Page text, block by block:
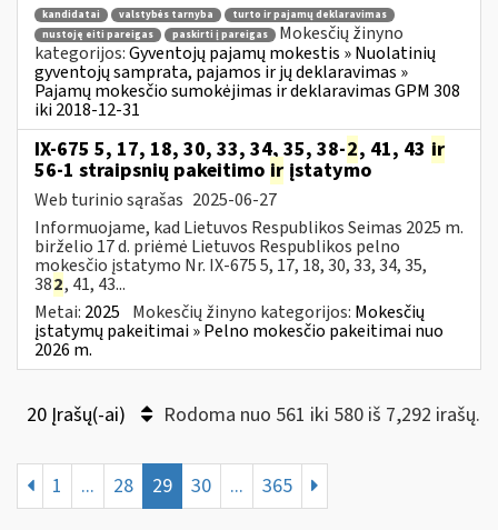
kandidatai valstybės tarnyba
turto ir pajamų deklaravimas
nustoję eiti pareigas
paskirti į pareigas
Mokesčių žinyno
kategorijos:Gyventojų pajamų mokestis » Nuolatinių
gyventojų samprata, pajamos ir jų deklaravimas »
Pajamų mokesčio sumokėjimas ir deklaravimas GPM 308
iki 2018-12-31
IX-675 5, 17, 18, 30, 33, 34, 35, 38-2, 41, 43 ir
56-1 straipsnių pakeitimo ir įstatymo
Web turinio sąrašas 2025-06-27
Informuojame, kad Lietuvos Respublikos Seimas 2025 m.
birželio 17 d. priėmė Lietuvos Respublikos pelno
mokesčio įstatymo Nr. IX-675 5, 17, 18, 30, 33, 34, 35,
382, 41, 43...
Metai: 2025 Mokesčių žinyno kategorijos: Mokesčių
įstatymų pakeitimai » Pelno mokesčio pakeitimai nuo
2026 m.
20 Įrašų(-ai) Rodoma nuo 561 iki 580 iš 7,292 irašų.
1 ... 28 29 30 ... 365